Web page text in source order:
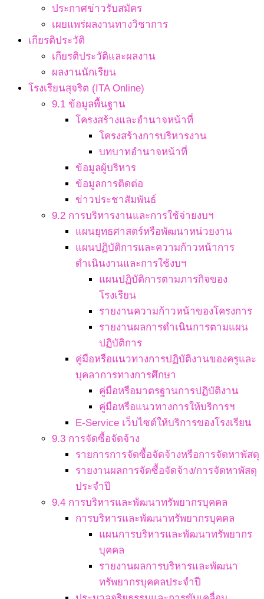
ประกาศข่าวรับสมัคร
เผยแพร่ผลงานทางวิชาการ
เกียรติประวัติ
เกียรติประวัติและผลงาน
ผลงานนักเรียน
โรงเรียนสุจริต (ITA Online)
9.1 ข้อมูลพื้นฐาน
โครงสร้างและอำนาจหน้าที่
โครงสร้างการบริหารงาน
บทบาทอำนาจหน้าที่
ข้อมูลผู้บริหาร
ข้อมูลการติดต่อ
ข่าวประชาสัมพันธ์
9.2 การบริหารงานและการใช้จ่ายงบฯ
แผนยุทธศาสตร์หรือพัฒนาหน่วยงาน
แผนปฏิบัติการและความก้าวหน้าการ
ดำเนินงานและการใช้งบฯ
แผนปฏิบัติการตามภารกิจของ
โรงเรียน
รายงานความก้าวหน้าของโครงการ
รายงานผลการดำเนินการตามแผน
ปฏิบัติการ
คู่มือหรือแนวทางการปฏิบัติงานของครูและ
บุคลาการทางการศึกษา
คู่มือหรือมาตรฐานการปฏิบัติงาน
คู่มือหรือแนวทางการให้บริการฯ
E-Service เว็บไซต์ให้บริการของโรงเรียน
9.3 การจัดซื้อจัดจ้าง
รายการการจัดซื้อจัดจ้างหรือการจัดหาพัสดุ
รายงานผลการจัดซื้อจัดจ้าง/การจัดหาพัสดุ
ประจำปี
9.4 การบริหารและพัฒนาทรัพยากรบุคคล
การบริหารและพัฒนาทรัพยากรบุคคล
แผนการบริหารและพัฒนาทรัพยากร
บุคคล
รายงานผลการบริหารและพัฒนา
ทรัพยากรบุคคลประจำปี